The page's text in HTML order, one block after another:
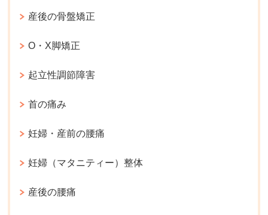
産後の骨盤矯正
O・X脚矯正
起立性調節障害
首の痛み
妊婦・産前の腰痛
妊婦（マタニティー）整体
産後の腰痛